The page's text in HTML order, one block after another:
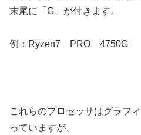
末尾に「G」が付きます。
例：Ryzen7 PRO 4750G
これらのプロセッサはグラフ
っていますが、